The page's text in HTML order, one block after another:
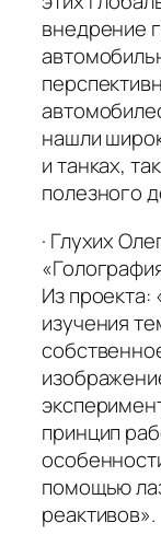
внедрение
нашли
и танках,
полезного
· Глухих
Из проекта:
изучения
принцип
помощью
реактивов».